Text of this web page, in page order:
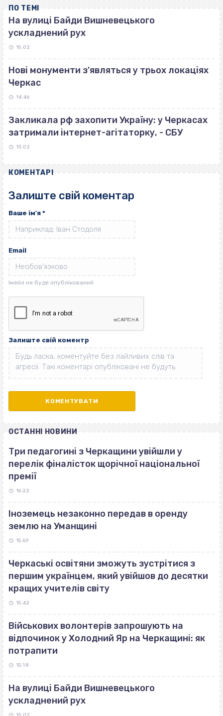
ПО ТЕМІ
На вулиці Байди Вишневецького
ускладнений рух
15:02
Нові монументи з'являться у трьох локаціях
Черкас
14:46
Закликала рф захопити Україну: у Черкасах
затримали інтернет-агітаторку, - СБУ
13:02
КОМЕНТАРІ
Залиште свій коментар
Ваше ім'я *
Email
Залиште свій коментр
ОСТАННІ НОВИНИ
Три педагогині з Черкащини увійшли у
перелік фіналісток щорічної національної
премії
16:22
Іноземець незаконно передав в оренду
землю на Уманщині
15:59
Черкаські освітяни зможуть зустрітися з
першим українцем, який увійшов до десятки
кращих учителів світу
15:42
Військових волонтерів запрошують на
відпочинок у Холодний Яр на Черкащині: як
потрапити
15:18
На вулиці Байди Вишневецького
ускладнений рух